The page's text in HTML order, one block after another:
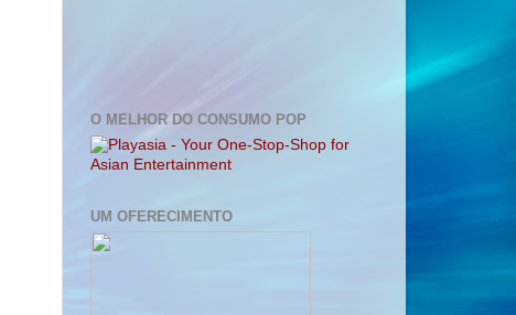
O MELHOR DO CONSUMO POP
UM OFERECIMENTO